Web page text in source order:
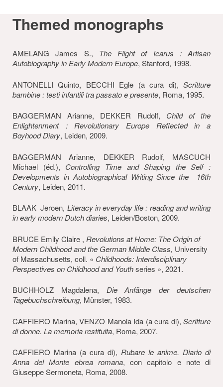
Themed monographs
AMELANG James S., The Flight of Icarus : Artisan
Autobiography in Early Modern Europe, Stanford, 1998.
ANTONELLI Quinto, BECCHI Egle (a cura di), Scritture
bambine : testi infantili tra passato e presente, Roma, 1995.
BAGGERMAN Arianne, DEKKER Rudolf, Child of the
Enlightenment : Revolutionary Europe Reflected in a
Boyhood Diary, Leiden, 2009.
BAGGERMAN Arianne, DEKKER Rudolf, MASCUCH
Michael (éd.), Controlling Time and Shaping the Self :
Developments in Autobiographical Writing Since the 16th
Century, Leiden, 2011.
BLAAK Jeroen, Literacy in everyday life : reading and writing
in early modern Dutch diaries, Leiden/Boston, 2009.
BRUCE Emily Claire , Revolutions at Home: The Origin of
Modern Childhood and the German Middle Class, University
of Massachusetts, coll. « Childhoods: Interdisciplinary
Perspectives on Childhood and Youthseries », 2021.
BUCHHOLZ Magdalena, Die Anfänge der deutschen
Tagebuchschreibung, Münster, 1983.
CAFFIERO Marina, VENZO Manola Ida (a cura di), Scritture
di donne. La memoria restituita, Roma, 2007.
CAFFIERO Marina (a cura di), Rubare le anime. Diario di
Anna del Monte ebrea romana, con capitolo e note di
Giuseppe Sermoneta, Roma, 2008.